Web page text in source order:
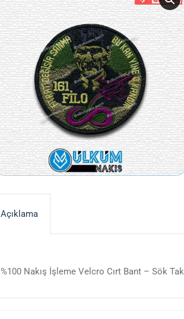
Açıklama
%100 Nakış İşleme Velcro Cırt Bant – Sök Tak